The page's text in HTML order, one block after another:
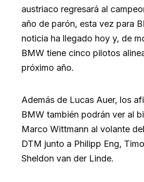
austriaco regresará al
año de parón, esta vez para
noticia ha llegado hoy y, de
BMW tiene cinco pilotos
próximo año.
Además de Lucas Auer, los
BMW también podrán ver al
Marco Wittmann al volante
DTM junto a Philipp Eng,
Sheldon van der Linde.